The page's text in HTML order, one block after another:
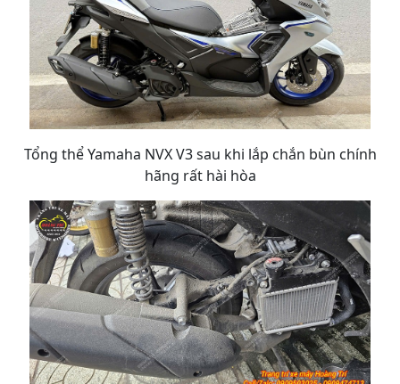
Tổng thể Yamaha NVX V3 sau khi lắp chắn bùn chính
hãng rất hài hòa